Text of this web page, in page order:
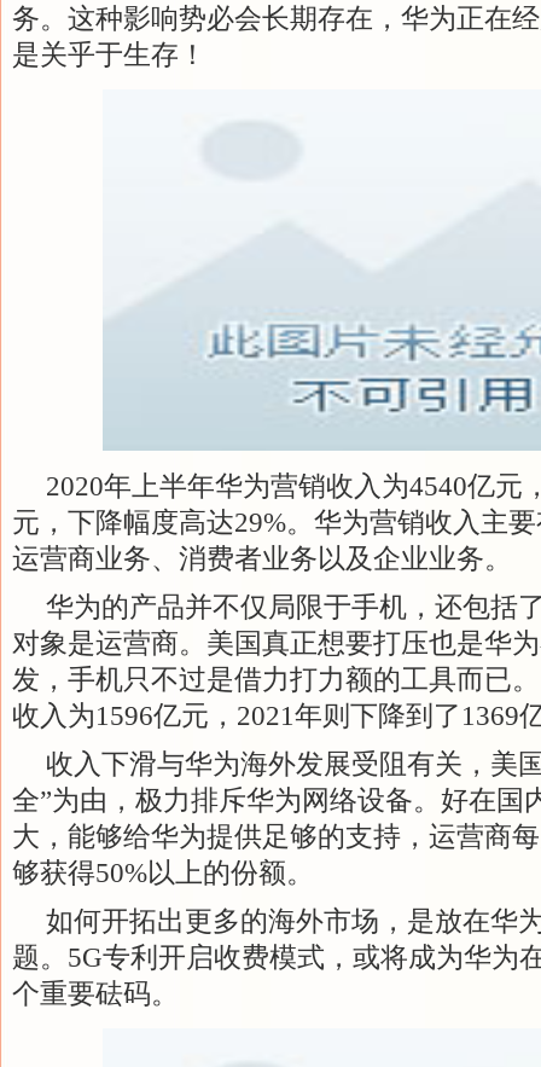
务。这种影响势必会长期存在，华为正在
是关乎于生存！
2020年上半年华为营销收入为4540亿元
元，下降幅度高达29%。华为营销收入主
运营商业务、消费者业务以及企业业务。
华为的产品并不仅局限于手机，还包括
对象是运营商。美国真正想要打压也是华
发，手机只不过是借力打力额的工具而已
收入为1596亿元，2021年则下降到了1369
收入下滑与华为海外发展受阻有关，美
全”为由，极力排斥华为网络设备。好在国
大，能够给华为提供足够的支持，运营商
够获得50%以上的份额。
如何开拓出更多的海外市场，是放在华
题。5G专利开启收费模式，或将成为华为
个重要砝码。